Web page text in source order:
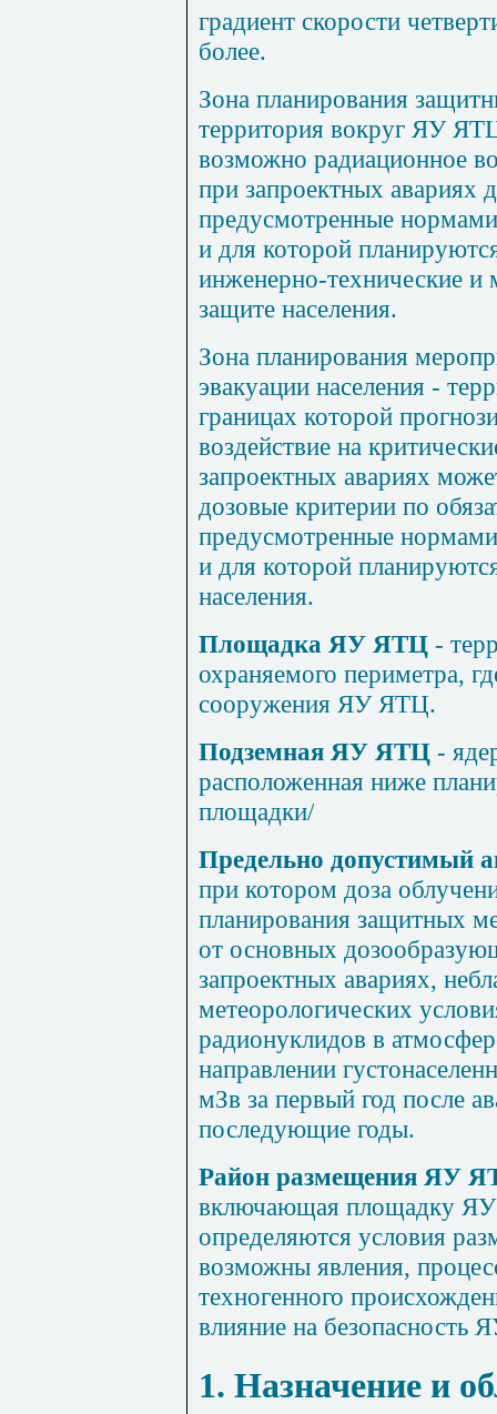
градиент скорости
более.
Зона планирования
территория вокруг ЯУ
возможно радиационное
при запроектных авариях
предусмотренные
и для которой
инженерно-технические и
защите населения.
Зона планирования
эвакуации населения -
границах которой
воздействие на
запроектных авариях
дозовые критерии по
предусмотренные
и для которой
населения.
Площадка ЯУ ЯТЦ -
охраняемого периметра,
сооружения ЯУ ЯТЦ.
Подземная ЯУ ЯТЦ -
расположенная ниже
площадки/
Предельно допустимый
при котором доза
планирования защитных
от основных
запроектных авариях,
метеорологических
радионуклидов в
направлении
мЗв за первый год после
последующие годы.
Район размещения ЯУ
включающая площадку
определяются условия
возможны явления,
техногенного
влияние на безопасность
1. Назначение и